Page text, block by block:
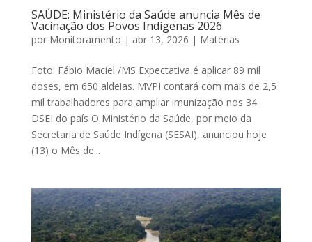
SAÚDE: Ministério da Saúde anuncia Mês de
Vacinação dos Povos Indígenas 2026
por Monitoramento | abr 13, 2026 | Matérias
Foto: Fábio Maciel /MS Expectativa é aplicar 89 mil
doses, em 650 aldeias. MVPI contará com mais de 2,5
mil trabalhadores para ampliar imunização nos 34
DSEI do país O Ministério da Saúde, por meio da
Secretaria de Saúde Indígena (SESAI), anunciou hoje
(13) o Mês de...